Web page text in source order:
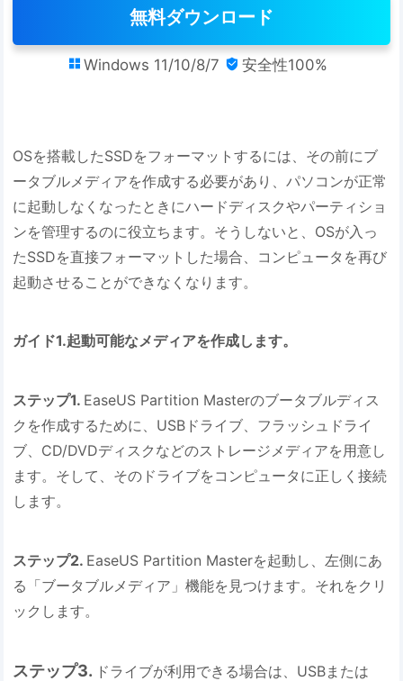
無料ダウンロード
 Windows 11/10/8/7  安全性100%
OSを搭載したSSDをフォーマットするには、その前にブ
ータブルメディアを作成する必要があり、パソコンが正常
に起動しなくなったときにハードディスクやパーティショ
ンを管理するのに役立ちます。そうしないと、OSが入っ
たSSDを直接フォーマットした場合、コンピュータを再び
起動させることができなくなります。
ガイド1.起動可能なメディアを作成します。
ステップ1. EaseUS Partition Masterのブータブルディス
クを作成するために、USBドライブ、フラッシュドライ
ブ、CD/DVDディスクなどのストレージメディアを用意し
ます。そして、そのドライブをコンピュータに正しく接続
します。
ステップ2. EaseUS Partition Masterを起動し、左側にあ
る「ブータブルメディア」機能を見つけます。それをクリ
ックします。
ステップ3. ドライブが利用できる場合は、USBまたは